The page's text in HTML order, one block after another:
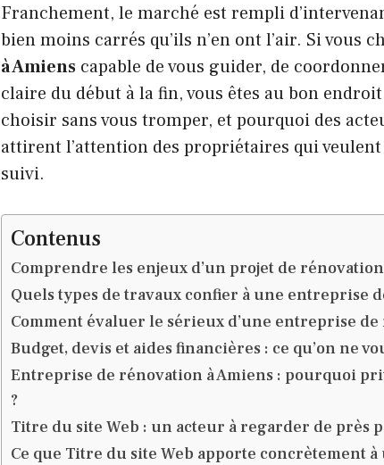
Franchement, le marché est rempli
bien moins carrés qu’ils n’en ont l’air. Si vous
à Amiens capable de vous guider, de
claire du début à la fin, vous êtes au bon
choisir sans vous tromper, et pourquoi des
attirent l’attention des propriétaires qui
suivi.
Contenus
Comprendre les enjeux d’un projet de
Quels types de travaux confier à une entreprise
Comment évaluer le sérieux d’une entreprise de
Budget, devis et aides financières : ce qu’on ne
Entreprise de rénovation à Amiens : pourquoi
?
Titre du site Web : un acteur à regarder de près
Ce que Titre du site Web apporte concrètement